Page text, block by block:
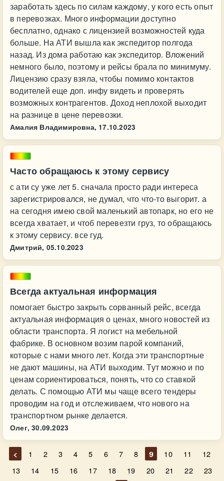
заработать здесь по силам каждому, у кого есть опыт
в перевозках. Много информации доступно
бесплатно, однако с лицензией возможностей куда
больше. На АТИ вышла как экспедитор полгода
назад. Из дома работаю как экспедитор. Вложений
немного было, поэтому и рейсы брала по минимуму.
Лицензию сразу взяла, чтобы помимо контактов
водителей еще доп. инфу видеть и проверять
возможных контрагентов. Доход неплохой выходит
на разнице в цене перевозки.
Амалия Владимировна, 17.10.2023
Часто обращаюсь к этому сервису
с ати су уже лет 5. сначала просто ради интереса
зарегистрировался, не думал, что что-то выгорит. а
на сегодня имею свой маленький автопарк, но его не
всегда хватает, и чтоб перевезти груз, то обращаюсь
к этому сервису. все гуд.
Дмитрий, 05.10.2023
Всегда актуальная информация
помогает быстро закрыть сорванный рейс, всегда
актуальная информация о ценах, много новостей из
области транспорта. Я логист на мебельной
фабрике. В основном возим парой компаний,
которые с нами много лет. Когда эти транспортные
не дают машины, на АТИ выходим. Тут можно и по
ценам сориентироваться, понять, что со ставкой
делать. С помощью АТИ мы чаще всего тендеры
проводим на год и отслеживаем, что нового на
транспортном рынке делается.
Олег, 30.09.2023
< 1 2 3 4 5 6 7 8 9 10 11
12
13
14 15 16 17 18 19 20 21 22
23